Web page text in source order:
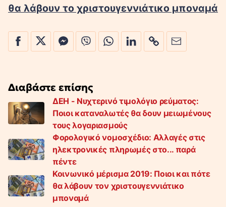
θα λάβουν το χριστουγεννιάτικο μποναμά
Διαβάστε επίσης
ΔΕΗ - Νυχτερινό τιμολόγιο ρεύματος:
Ποιοι καταναλωτές θα δουν μειωμένους
τους λογαριασμούς
Φορολογικό νομοσχέδιο: Αλλαγές στις
ηλεκτρονικές πληρωμές στο... παρά
πέντε
Κοινωνικό μέρισμα 2019: Ποιοι και πότε
θα λάβουν τον χριστουγεννιάτικο
μποναμά